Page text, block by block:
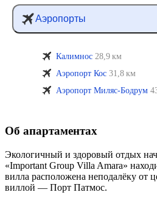
Аэропорты
Калимнос 28,9 км
Аэропорт Кос 31,8 км
Аэропорт Миляс-Бодрум
Об апартаментах
Экологичный и здоровый отдых
«Important Group Villa Amara»
вилла расположена неподалёку от
виллой — Порт Патмос.